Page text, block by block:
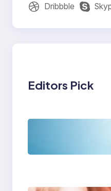
Dribbble
Editors Pick
Tren